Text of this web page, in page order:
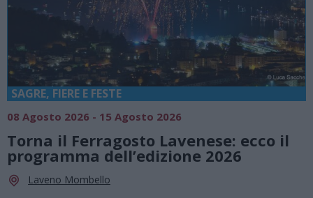
SAGRE, FIERE E FESTE
08 Agosto 2026 - 15 Agosto 2026
Torna il Ferragosto Lavenese: ecco il
programma dell’edizione 2026
Laveno Mombello